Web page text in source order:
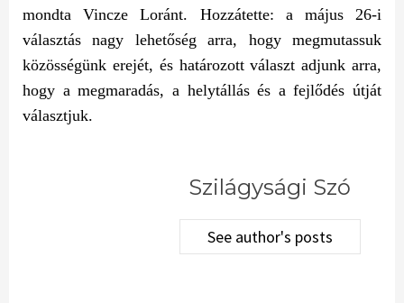
mondta Vincze Loránt. Hozzátette: a május 26-i
választás nagy lehetőség arra, hogy megmutassuk
közösségünk erejét, és határozott választ adjunk arra,
hogy a megmaradás, a helytállás és a fejlődés útját
választjuk.
Szilágysági Szó
See author's posts